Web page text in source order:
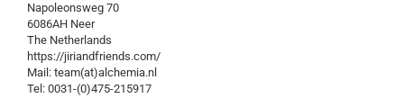
Napoleonsweg 70
6086AH Neer
The Netherlands
https://jiriandfriends.com/
Mail: team(at)alchemia.nl
Tel: 0031-(0)475-215917